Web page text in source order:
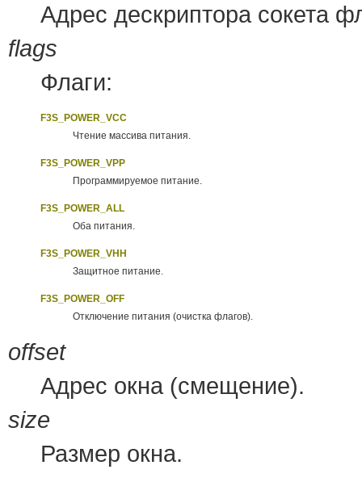
Адрес дескриптора сокета
flags
Флаги:
F3S_POWER_VCC
Чтение массива питания.
F3S_POWER_VPP
Программируемое питание.
F3S_POWER_ALL
Оба питания.
F3S_POWER_VHH
Защитное питание.
F3S_POWER_OFF
Отключение питания (очистка флагов).
offset
Адрес окна (смещение).
size
Размер окна.